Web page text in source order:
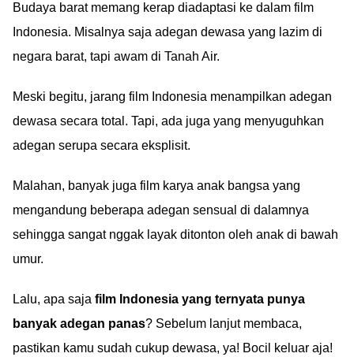
Budaya barat memang kerap diadaptasi ke dalam film
Indonesia. Misalnya saja adegan dewasa yang lazim di
negara barat, tapi awam di Tanah Air.
Meski begitu, jarang film Indonesia menampilkan adegan
dewasa secara total. Tapi, ada juga yang menyuguhkan
adegan serupa secara eksplisit.
Malahan, banyak juga film karya anak bangsa yang
mengandung beberapa adegan sensual di dalamnya
sehingga sangat nggak layak ditonton oleh anak di bawah
umur.
Lalu, apa saja film Indonesia yang ternyata punya
banyak adegan panas? Sebelum lanjut membaca,
pastikan kamu sudah cukup dewasa, ya! Bocil keluar aja!